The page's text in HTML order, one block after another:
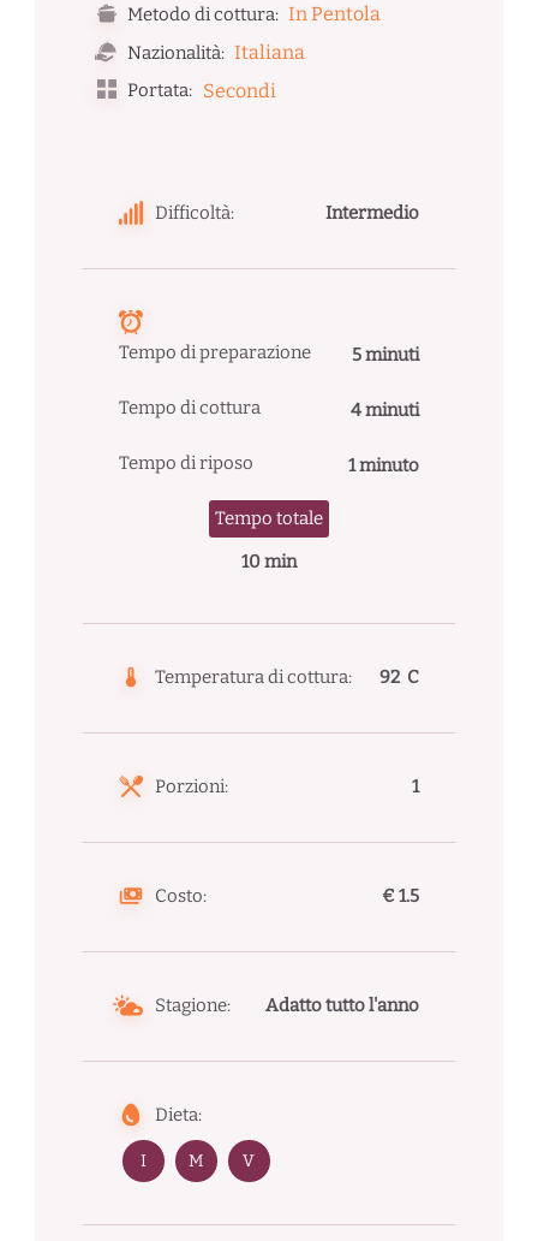
Metodo di cottura: In Pentola
Nazionalità: Italiana
Portata: Secondi
Difficoltà: Intermedio
Tempo di preparazione 5 minuti
Tempo di cottura 4 minuti
Tempo di riposo 1 minuto
Tempo totale
10 min
Temperatura di cottura: 92 C
Porzioni: 1
Costo: € 1.5
Stagione: Adatto tutto l'anno
Dieta:
I M V